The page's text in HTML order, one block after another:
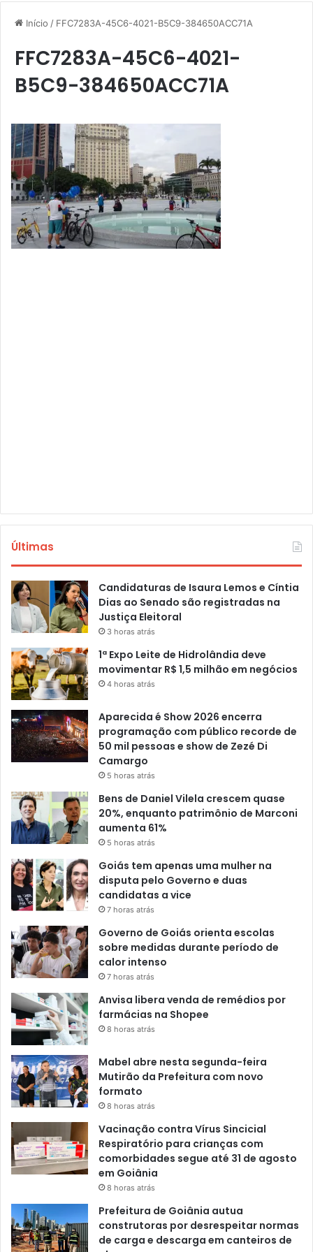
Início / FFC7283A-45C6-4021-B5C9-384650ACC71A
FFC7283A-45C6-4021-
B5C9-384650ACC71A
Últimas
Candidaturas de Isaura Lemos e Cíntia
Dias ao Senado são registradas na
Justiça Eleitoral
3 horas atrás
1ª Expo Leite de Hidrolândia deve
movimentar R$ 1,5 milhão em negócios
4 horas atrás
Aparecida é Show 2026 encerra
programação com público recorde de
50 mil pessoas e show de Zezé Di
Camargo
5 horas atrás
Bens de Daniel Vilela crescem quase
20%, enquanto patrimônio de Marconi
aumenta 61%
5 horas atrás
Goiás tem apenas uma mulher na
disputa pelo Governo e duas
candidatas a vice
7 horas atrás
Governo de Goiás orienta escolas
sobre medidas durante período de
calor intenso
7 horas atrás
Anvisa libera venda de remédios por
farmácias na Shopee
8 horas atrás
Mabel abre nesta segunda-feira
Mutirão da Prefeitura com novo
formato
8 horas atrás
Vacinação contra Vírus Sincicial
Respiratório para crianças com
comorbidades segue até 31 de agosto
em Goiânia
8 horas atrás
Prefeitura de Goiânia autua
construtoras por desrespeitar normas
de carga e descarga em canteiros de